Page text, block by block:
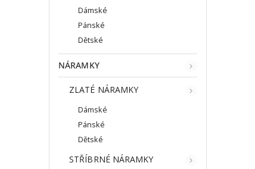
Dámské
Pánské
Dětské
NÁRAMKY
ZLATÉ NÁRAMKY
Dámské
Pánské
Dětské
STŘÍBRNÉ NÁRAMKY